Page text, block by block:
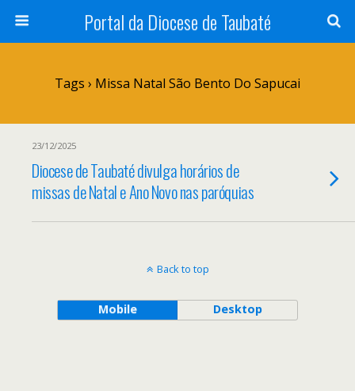
Portal da Diocese de Taubaté
Tags › Missa Natal São Bento Do Sapucai
23/12/2025
Diocese de Taubaté divulga horários de
missas de Natal e Ano Novo nas paróquias
Back to top
Mobile Desktop